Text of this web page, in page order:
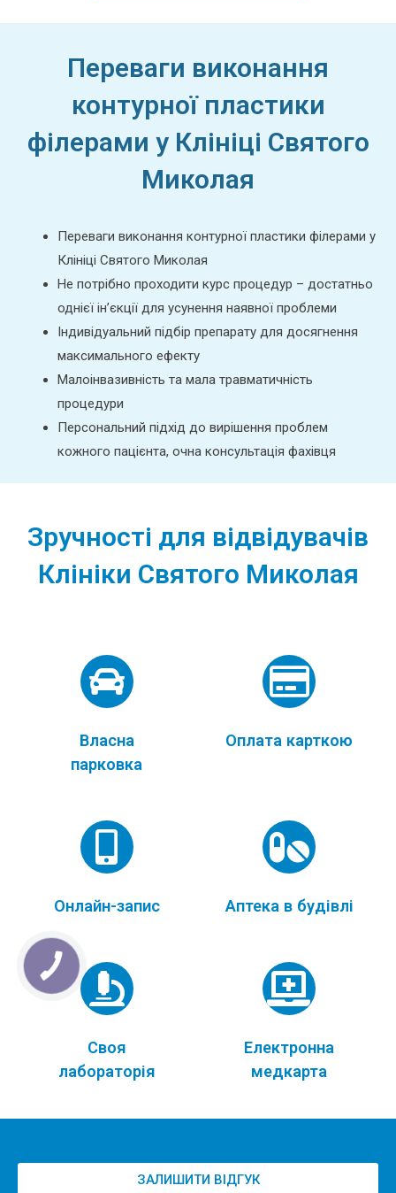
Переваги виконання
контурної пластики
філерами у Клініці Святого
Миколая
Переваги виконання контурної пластики філерами у
Клініці Святого Миколая
Не потрібно проходити курс процедур – достатньо
однієї ін’єкції для усунення наявної проблеми
Індивідуальний підбір препарату для досягнення
максимального ефекту
Малоінвазивність та мала травматичність
процедури
Персональний підхід до вирішення проблем
кожного пацієнта, очна консультація фахівця
Зручності для відвідувачів
Клініки Святого Миколая
Власна
парковка
Оплата карткою
Онлайн-запис Аптека в будівлі
Своя
лабораторія
Електронна
медкарта
ЗАЛИШИТИ ВІДГУК